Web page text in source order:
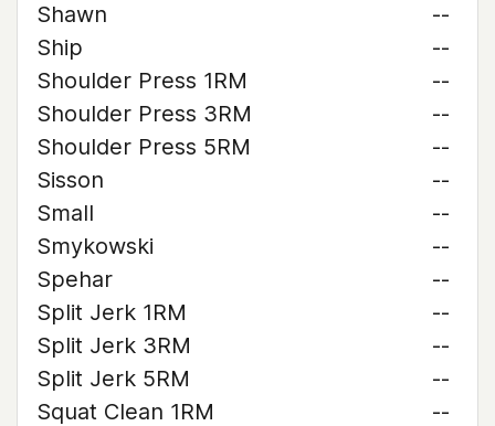
Shawn
--
Ship
--
Shoulder Press 1RM
--
Shoulder Press 3RM
--
Shoulder Press 5RM
--
Sisson
--
Small
--
Smykowski
--
Spehar
--
Split Jerk 1RM
--
Split Jerk 3RM
--
Split Jerk 5RM
--
Squat Clean 1RM
--